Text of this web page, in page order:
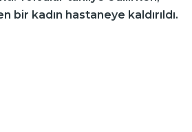
bir kadın hastaneye kaldırıldı.